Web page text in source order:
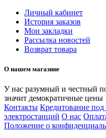
Личный кабинет
История заказов
Мои закладки
Рассылка новостей
Возврат товара
О нашем магазине
У нас разумный и честный
значит демократичные цены
Контакты Кредитование
электростанций О нас
Положение о